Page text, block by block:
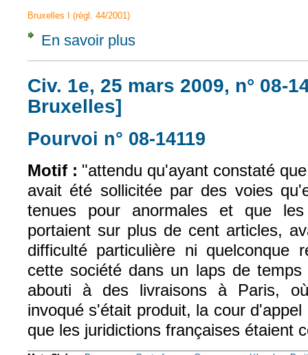
Bruxelles I (règl. 44/2001)
En savoir plus
Civ. 1e, 25 mars 2009, n° 08-
Bruxelles]
Pourvoi n° 08-14119
Motif : "attendu qu'ayant constaté
avait été sollicitée par des voies
tenues pour anormales et que
portaient sur plus de cent articles,
difficulté particulière ni quelconque
cette société dans un laps de
abouti à des livraisons à Paris,
invoqué s'était produit, la cour
que les juridictions françaises étaient